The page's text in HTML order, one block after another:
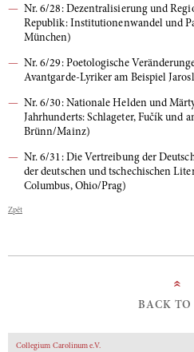
Nr. 6/28: Dezentralisierung und
Republik: Institutionenwandel und
München)
Nr. 6/29: Poetologische
Avantgarde-Lyriker am Beispiel
Nr. 6/30: Nationale Helden und
Jahrhunderts: Schlageter, Fučík und
Brünn/Mainz)
Nr. 6/31: Die Vertreibung der
der deutschen und tschechischen
Columbus, Ohio/Prag)
Zpět
»
BACK TO
Collegium Carolinum e.V.